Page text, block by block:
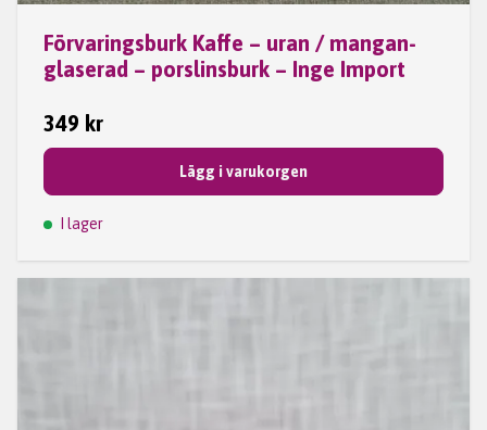
Förvaringsburk Kaffe – uran / mangan-
glaserad – porslinsburk – Inge Import
349 kr
Lägg i varukorgen
I lager